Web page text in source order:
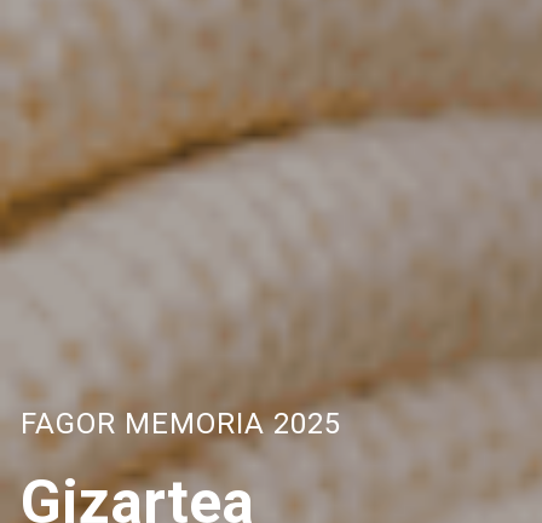
FAGOR MEMORIA 2025
Gizartea